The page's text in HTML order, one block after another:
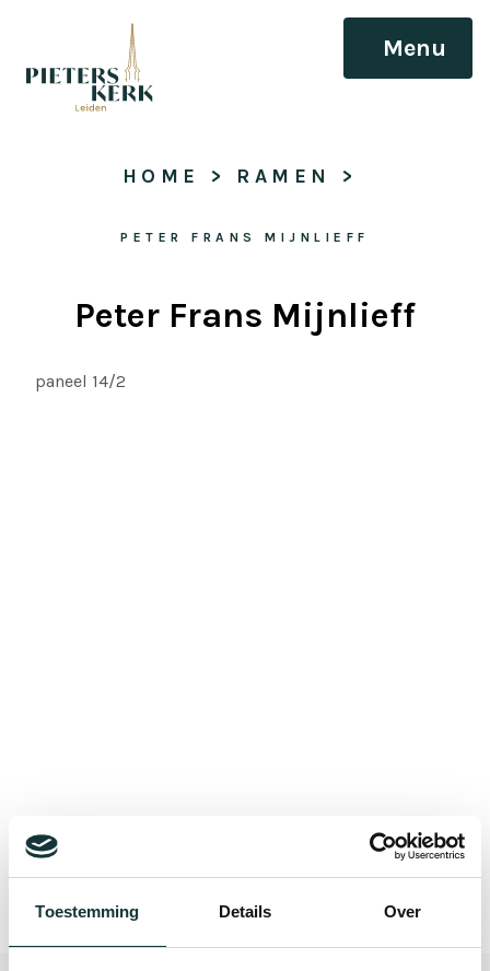
Toestemming Details Over
Menu
HOME > RAMEN >
PETER FRANS MIJNLIEFF
Peter Frans Mijnlieff
paneel 14/2
Bekijk alle blogberichten